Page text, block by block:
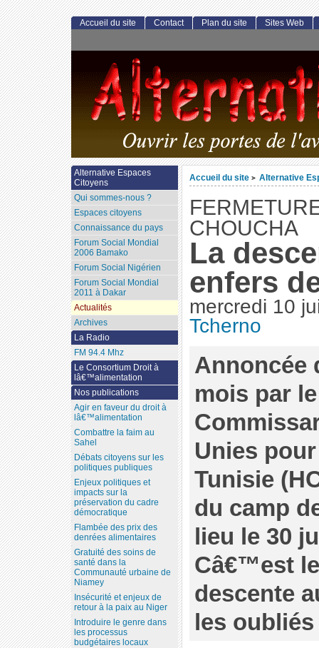
Accueil du site > Alternative
CHOUCHA
La
enfers
mercredi 10
Tcherno
Annoncée
mois par
Unies
Tunisie
du camp
lieu le 30
Câ€™est
descente
les
Accueil du site Contact Plan du site Sites Web
Alternative Espaces
Citoyens
Qui sommes-nous ?
Espaces citoyens
Connaissance du pays
Forum Social Mondial
2006 Bamako
Forum Social Nigérien
Forum Social Mondial
2011 à Dakar
Actualités
Archives
La Radio
FM 94.4 Mhz
Le Consortium Droit à
lâ€™alimentation
Nos publications
Agir en faveur du droit à
lâ€™alimentation
Combattre la faim au
Sahel
Débats citoyens sur les
politiques publiques
Enjeux politiques et
impacts sur la
préservation du cadre
démocratique
Flambée des prix des
denrées alimentaires
Gratuité des soins de
santé dans la
Communauté urbaine de
Niamey
Insécurité et enjeux de
retour à la paix au Niger
Introduire le genre dans
les processus
budgétaires locaux